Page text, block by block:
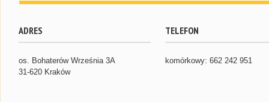
ADRES
os. Bohaterów Września 3A
31-620 Kraków
TELEFON
komórkowy: 662 242 951